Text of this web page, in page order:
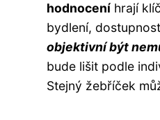
hodnocení hrají
bydlení,
objektivní být
bude lišit podle
Stejný žebříček